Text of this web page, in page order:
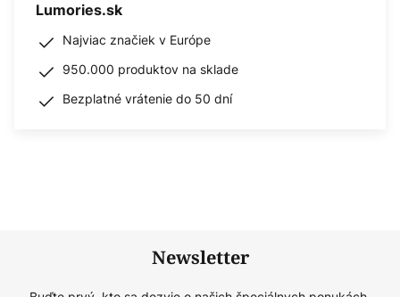
Lumories.sk
Najviac značiek v Európe
950.000 produktov na sklade
Bezplatné vrátenie do 50 dní
Newsletter